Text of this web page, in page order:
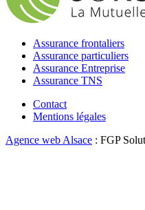
Assurance frontaliers
Assurance particuliers
Assurance Entreprise
Assurance TNS
Contact
Mentions légales
Agence web Alsace : FGP